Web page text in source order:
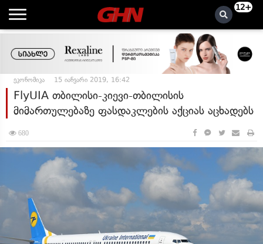
12+
ეკონომიკა 15 იანვარი 2019, 16:42
FlyUIA თბილისი-კიევი-თბილისის
მიმართულებაზე ფასდაკლების აქციას აცხადებს
680